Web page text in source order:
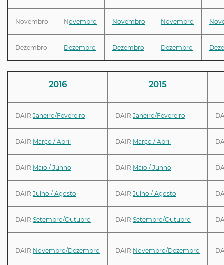
Novembro Novembro Novembro Novembro
Dezembro Dezembro Dezembro Dezembro
2016 2015
DAIR Janeiro/Fevereiro DAIR Janeiro/Fevereiro
DAIR Março / Abril DAIR Março / Abril
DAIR Maio / Junho DAIR Maio / Junho
DAIR Julho / Agosto DAIR Julho / Agosto
DAIR Setembro/Outubro DAIR Setembro/Outubro
DAIR Novembro/Dezembro DAIR Novembro/Dezembro